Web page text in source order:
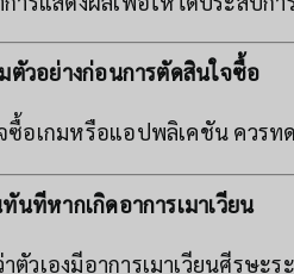
ตัวอย่างก่อนการตัดสินใจซื้อ
อเกมหรือแอปพลิเคชัน ควรท
นทีหากเกิดอาการเมาเวียน
วเองมีอาการเมาเวียนศีรษะ